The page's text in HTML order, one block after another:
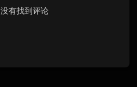
没有找到评论